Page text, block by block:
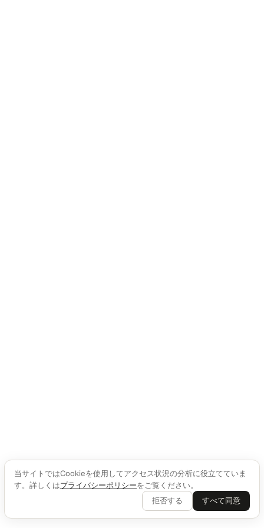
当サイトではCookieを使用してアクセス状況の分析に役立てていま
す。詳しくはプライバシーポリシーをご覧ください。
拒否する
すべて同意